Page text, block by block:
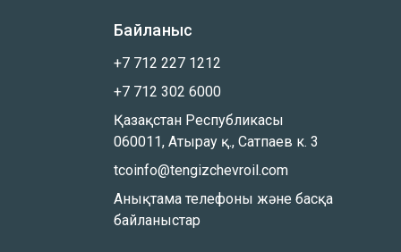
Байланыс
+7 712 227 1212
+7 712 302 6000
Қазақстан Республикасы
060011, Атырау қ., Сатпаев к. 3
tcoinfo@tengizchevroil.com
Анықтама телефоны және басқа
байланыстар